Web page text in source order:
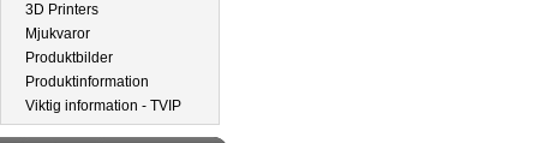
3D Printers
Mjukvaror
Produktbilder
Produktinformation
Viktig information - TVIP